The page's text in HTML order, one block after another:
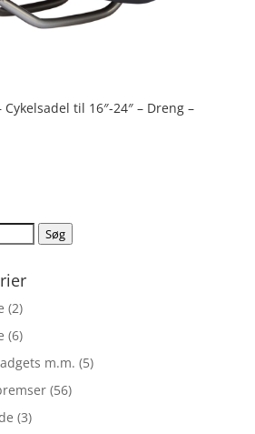
Cykelsadel til 16″-24″ – Dreng –
Søg
(2)
(6)
m.m. (5)
(56)
(3)